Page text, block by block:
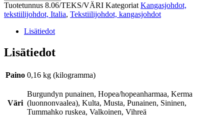
Tuotetunnus 8.06/TEKS/VÄRI Kategoriat Kangasjohdot,
tekstiilijohdot, Italia, Tekstiilijohdot, kangasjohdot
Lisätiedot
Lisätiedot
Paino 0,16 kg (kilogramma)
Väri
Burgundyn punainen, Hopea/hopeanharmaa, Kerma
(luonnonvaalea), Kulta, Musta, Punainen, Sininen,
Tummahko ruskea, Valkoinen, Vihreä